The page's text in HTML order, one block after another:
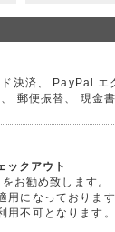
決済、 PayPal エ
郵便振替、 現金
ックアウト
お勧め致します。
用になっております
用不可となります。